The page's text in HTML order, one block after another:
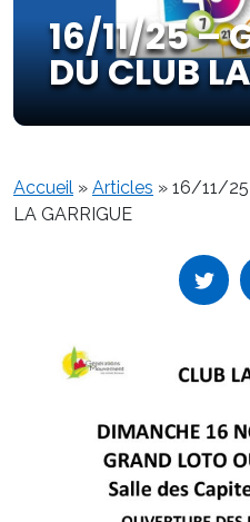
16/11/25 –
DU CLUB
Accueil » Articles » 16/11/25
LA GARRIGUE